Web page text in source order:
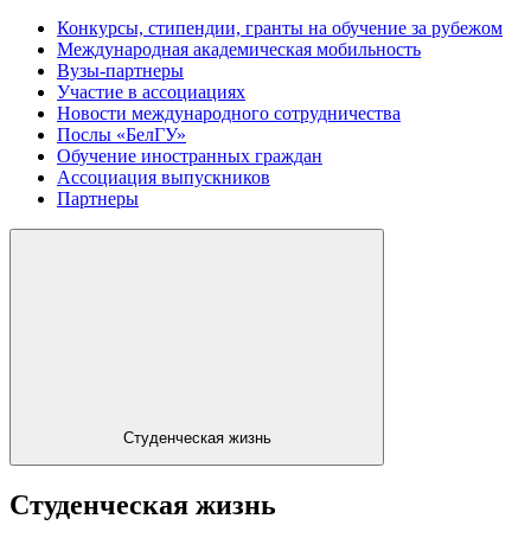
Конкурсы, стипендии, гранты на обучение за рубежом
Международная академическая мобильность
Вузы-партнеры
Участие в ассоциациях
Новости международного сотрудничества
Послы «БелГУ»
Обучение иностранных граждан
Ассоциация выпускников
Партнеры
Студенческая жизнь
Студенческая жизнь